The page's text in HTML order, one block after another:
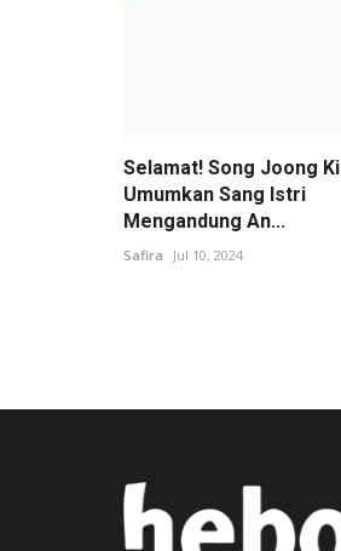
Selamat! Song Joong Ki
Umumkan Sang Istri
Mengandung An...
Safira Jul 10, 2024